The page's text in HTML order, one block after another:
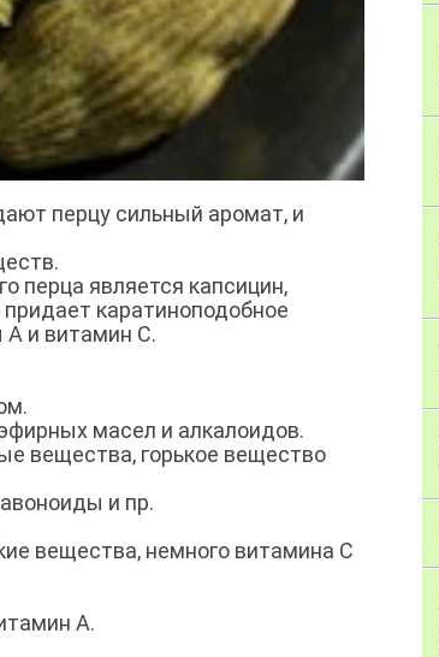
перцу сильный аромат, и
перца является капсицин,
каратиноподобное
и витамин С.
масел и алкалоидов.
вещества, горькое вещество
и пр.
вещества, немного витамина С
А.